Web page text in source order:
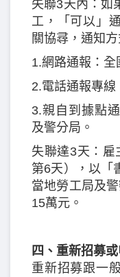
失聯3天內：如
工，「可以」
關協尋，通知方
1.網路通報：
2.電話通報專
3.親自到據點
及警分局。
失聯達3天：雇
第6天），以「
當地勞工局及
15萬元。
四、重新招募
重新招募跟一